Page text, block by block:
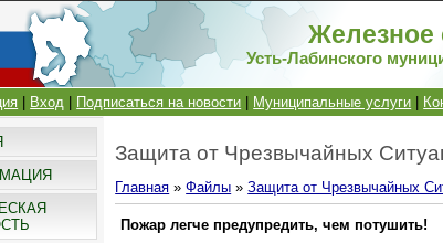
Железное
Усть-Лабинского
Вход Подписаться на новости Муниципальные услуги
Защита от Чрезвычайных
Главная »Файлы »Защита от Чрезвычайных
Пожар легче предупредить, чем потушить!